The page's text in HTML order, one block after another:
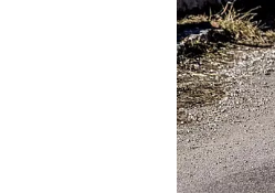
WRC